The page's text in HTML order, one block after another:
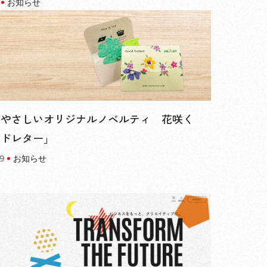
お知らせ
さしいオリジナルノベルティ 花咲く
レター」
お知らせ